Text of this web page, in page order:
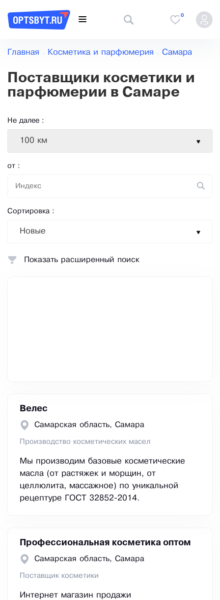
0
Главная Косметика и парфюмерия Самара
Поставщики косметики и
парфюмерии в Самаре
Не далее :
100 км
от :
Сортировка :
Новые
Велес
Самарская область, Самара
Производство косметических масел
Мы производим базовые косметические
масла (от растяжек и морщин, от
целлюлита, массажное) по уникальной
рецептуре ГОСТ 32852-2014.
Профессиональная косметика оптом
Самарская область, Самара
Поставщик косметики
Интернет магазин продажи
Показать расширенный поиск